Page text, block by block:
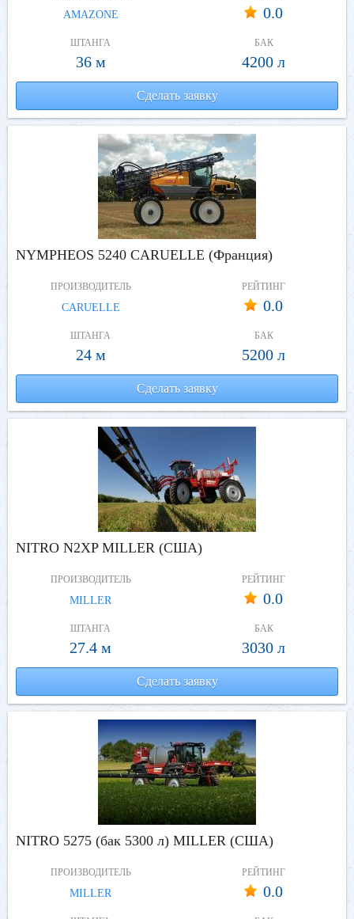
AMAZONE 0.0
ШТАНГА
36 м
БАК
4200 л
Сделать заявку
NYMPHEOS 5240 CARUELLE (Франция)
ПРОИЗВОДИТЕЛЬ
CARUELLE
РЕЙТИНГ
0.0
ШТАНГА
24 м
БАК
5200 л
Сделать заявку
NITRO N2XP MILLER (США)
ПРОИЗВОДИТЕЛЬ
MILLER
РЕЙТИНГ
0.0
ШТАНГА
27.4 м
БАК
3030 л
Сделать заявку
NITRO 5275 (бак 5300 л) MILLER (США)
ПРОИЗВОДИТЕЛЬ
MILLER
РЕЙТИНГ
0.0